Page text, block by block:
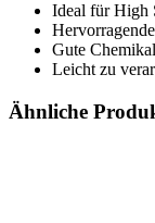
Ideal für High
Gute
Leicht zu
Ähnliche